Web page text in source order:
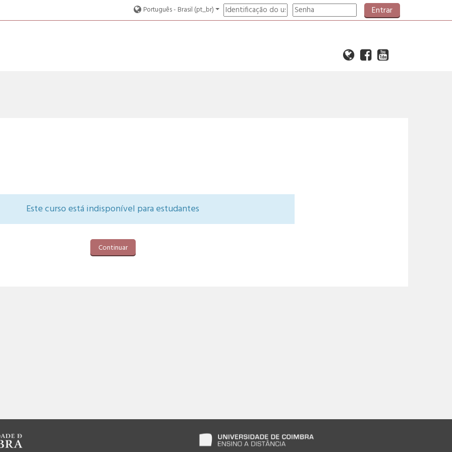
Português - Brasil ‎(pt_br)‎ Entrar
Este curso está indisponível para estudantes
Continuar